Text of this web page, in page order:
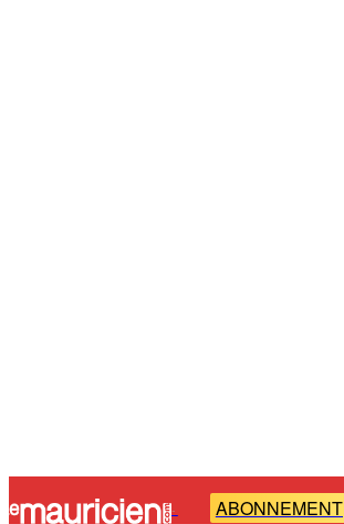
- ABONNEMENT